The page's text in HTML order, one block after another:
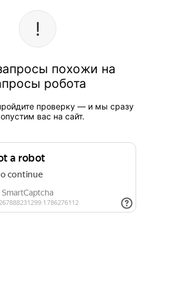
похожи на
робота
проверку — и мы сразу
вас на сайт.